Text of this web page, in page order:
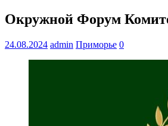
Окружной Форум
24.08.2024 admin Приморье 0